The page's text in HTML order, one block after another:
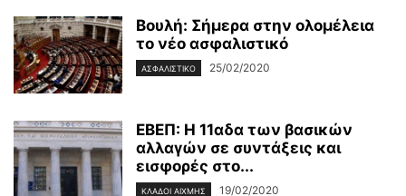
Βουλή: Σήμερα στην ολομέλεια
το νέο ασφαλιστικό
ΑΣΦΑΛΙΣΤΙΚΌ 25/02/2020
ΕΒΕΠ: Η 11αδα των βασικών
αλλαγών σε συντάξεις και
εισφορές στο...
ΚΛΆΔΟΙ ΑΙΧΜΉΣ 19/02/2020